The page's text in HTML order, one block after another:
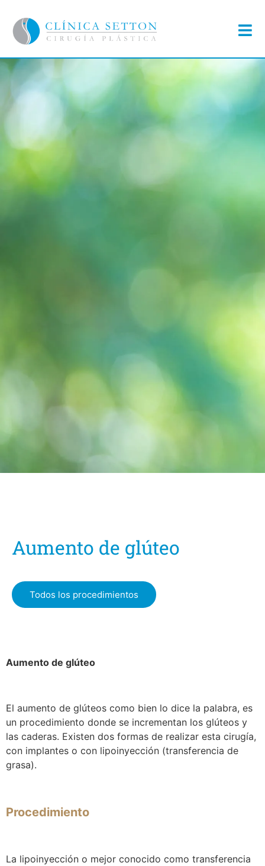
Aumento de glúteo
Todos los procedimientos
Aumento de glúteo
El aumento de glúteos como bien lo dice la palabra, es
un procedimiento donde se incrementan los glúteos y
las caderas. Existen dos formas de realizar esta cirugía,
con implantes o con lipoinyección (transferencia de
grasa).
Procedimiento
La lipoinyección o mejor conocido como transferencia